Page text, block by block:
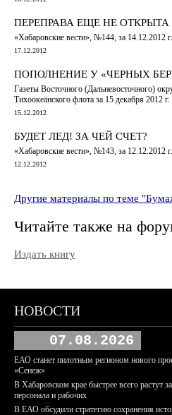
ПЕРЕПРАВА ЕЩЕ НЕ ОТКРЫТА
«Хабаровские вести», №144, за 14.12.2012 г.
17.12.2012
ПОПОЛНЕНИЕ У «ЧЕРНЫХ
Газеты Восточного (Дальневосточного)
Тихоокеанского флота за 15 декабря 2012 г.
15.12.2012
БУДЕТ ЛЕД! ЗА ЧЕЙ СЧЕТ?
«Хабаровские вести», №143, за 12.12.2012 г.
12.12.2012
Другие материалы по теме
Читайте также на
Издать книгу
НОВОСТИ
07.08.2026
ЕАО станет пилотным регионом нового
«Сенеж»
В Хабаровском крае быстрее всего растут
персонала и рабочих
В ЕАО обсудили стратегию сохранения